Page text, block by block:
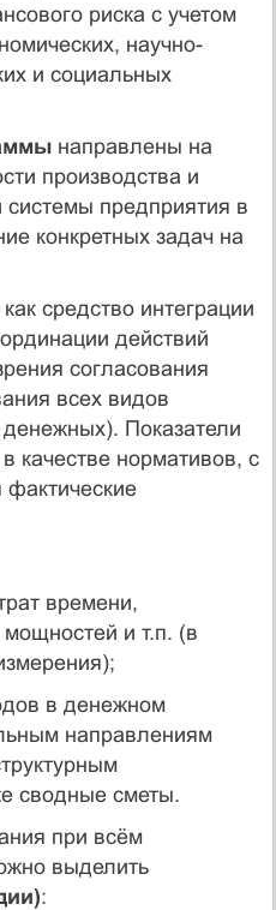
риска с учетом
научно-
и социальных
направлены на
производства и
предприятия в
конкретных задач на
средство интеграции
действий
согласования
всех видов
Показатели
качестве нормативов, с
времени,
и т.п. (в
в денежном
направлениям
сводные сметы.
при всём
выделить
: